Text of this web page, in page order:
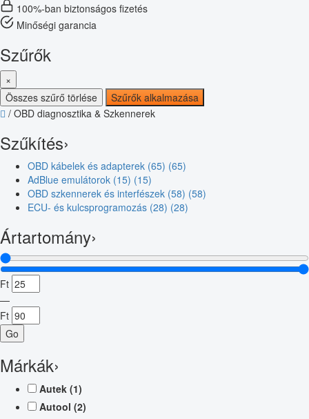
100%-ban biztonságos fizetés
Minőségi garancia
Szűrők
×
Összes szűrő törlése
Szűrők alkalmazása
/ OBD diagnosztika & Szkennerek
Szűkítés›
OBD kábelek és adapterek (65) (65)
AdBlue emulátorok (15) (15)
OBD szkennerek és interfészek (58) (58)
ECU- és kulcsprogramozás (28) (28)
Ártartomány›
Ft
—
Ft
Go
Márkák›
Autek (1)
Autool (2)